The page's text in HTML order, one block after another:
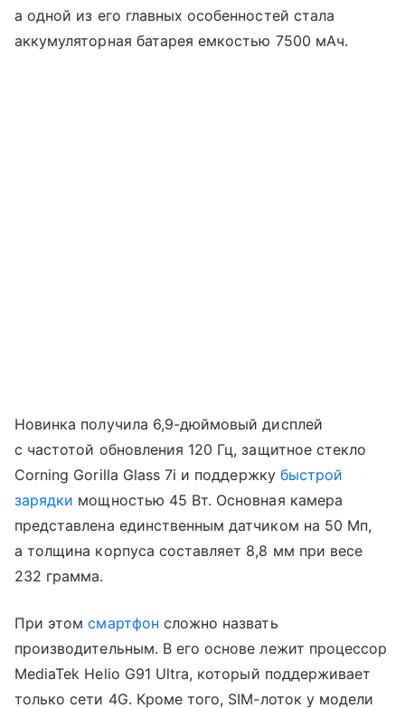
а одной из его главных особенностей стала
аккумуляторная батарея емкостью 7500 мАч.
Новинка получила 6,9-дюймовый дисплей
с частотой обновления 120 Гц, защитное стекло
Corning Gorilla Glass 7i и поддержку быстрой
зарядки мощностью 45 Вт. Основная камера
представлена единственным датчиком на 50 Мп,
а толщина корпуса составляет 8,8 мм при весе
232 грамма.
При этомсмартфон сложно назвать
производительным. В его основе лежит процессор
MediaTek Helio G91 Ultra, который поддерживает
только сети 4G. Кроме того, SIM-лоток у модели